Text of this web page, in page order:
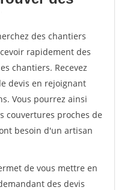
des chantiers
rapidement des
chantiers. Recevez
devis en rejoignant
Vous pourrez ainsi
couvertures proches de
besoin d'un artisan
de vous mettre en
des devis